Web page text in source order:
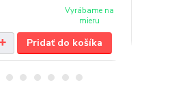
Vyrábame na
mieru
Pridať do košíka